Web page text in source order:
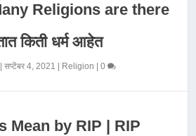
Religions are there
किती धर्म आहेत
|सप्टेंबर 4, 2021 Religion |0
Mean by RIP | RIP